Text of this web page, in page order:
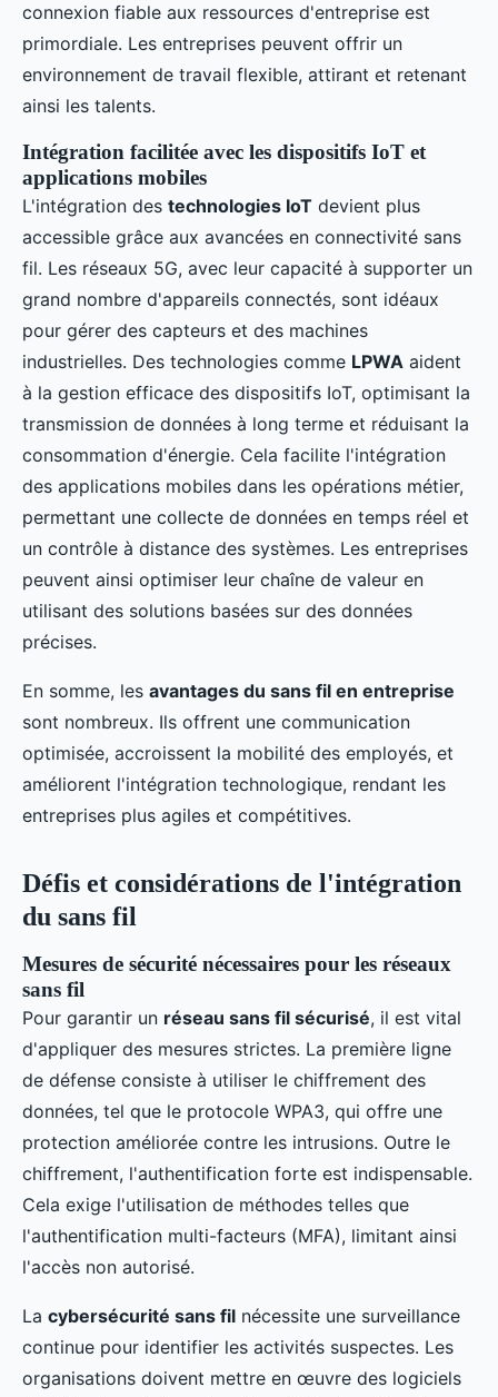
connexion fiable aux ressources d'entreprise est
primordiale. Les entreprises peuvent offrir un
environnement de travail flexible, attirant et retenant
ainsi les talents.
Intégration facilitée avec les dispositifs IoT et
applications mobiles
L'intégration des technologies IoT devient plus
accessible grâce aux avancées en connectivité sans
fil. Les réseaux 5G, avec leur capacité à supporter un
grand nombre d'appareils connectés, sont idéaux
pour gérer des capteurs et des machines
industrielles. Des technologies comme LPWA aident
à la gestion efficace des dispositifs IoT, optimisant la
transmission de données à long terme et réduisant la
consommation d'énergie. Cela facilite l'intégration
des applications mobiles dans les opérations métier,
permettant une collecte de données en temps réel et
un contrôle à distance des systèmes. Les entreprises
peuvent ainsi optimiser leur chaîne de valeur en
utilisant des solutions basées sur des données
précises.
En somme, les avantages du sans fil en entreprise
sont nombreux. Ils offrent une communication
optimisée, accroissent la mobilité des employés, et
améliorent l'intégration technologique, rendant les
entreprises plus agiles et compétitives.
Défis et considérations de l'intégration
du sans fil
Mesures de sécurité nécessaires pour les réseaux
sans fil
Pour garantir un réseau sans fil sécurisé, il est vital
d'appliquer des mesures strictes. La première ligne
de défense consiste à utiliser le chiffrement des
données, tel que le protocole WPA3, qui offre une
protection améliorée contre les intrusions. Outre le
chiffrement, l'authentification forte est indispensable.
Cela exige l'utilisation de méthodes telles que
l'authentification multi-facteurs (MFA), limitant ainsi
l'accès non autorisé.
La cybersécurité sans fil nécessite une surveillance
continue pour identifier les activités suspectes. Les
organisations doivent mettre en œuvre des logiciels